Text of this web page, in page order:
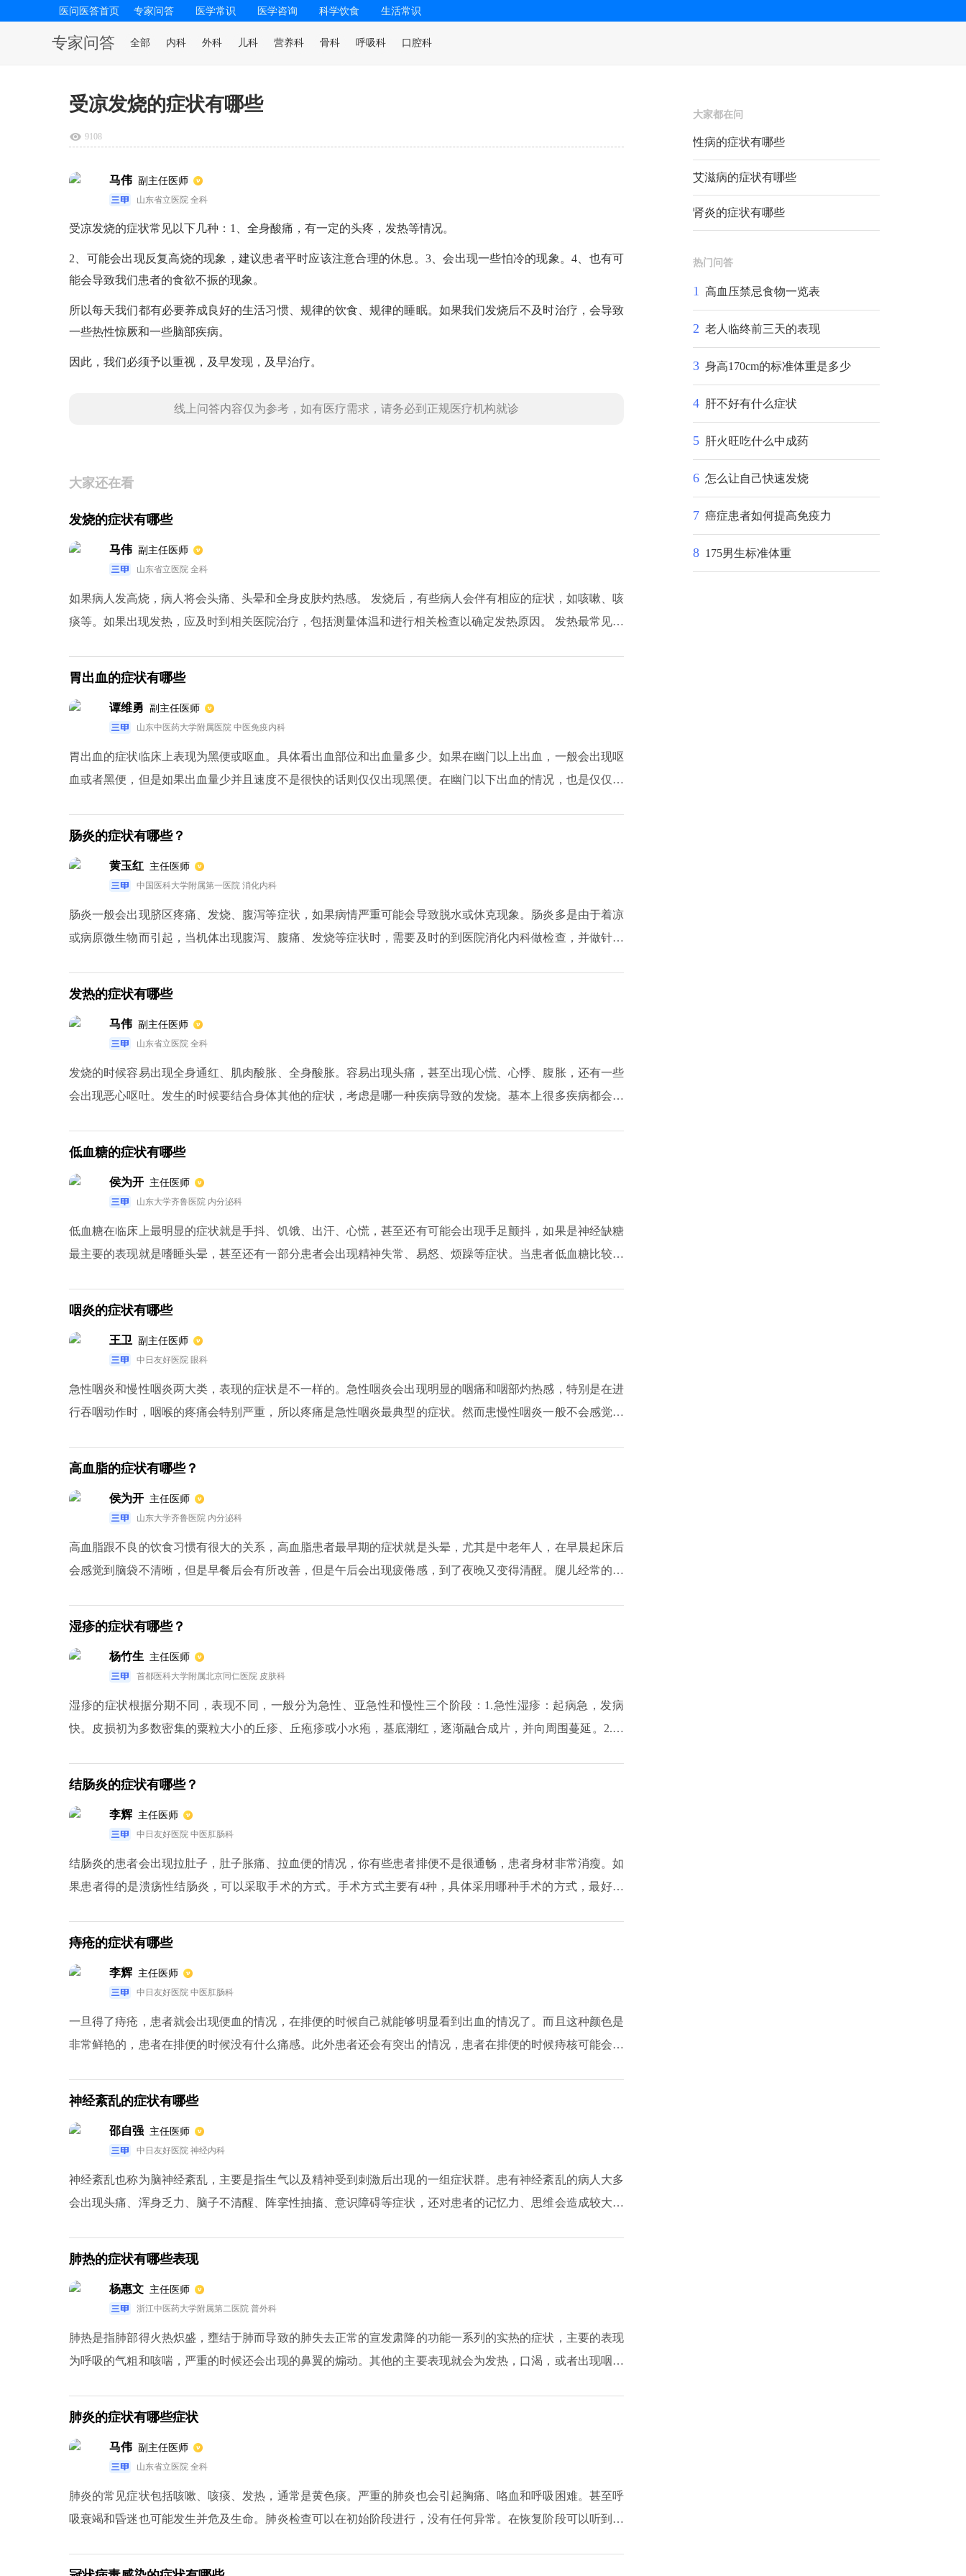
医问医答首页 专家问答 医学常识 医学咨询 科学饮食 生活常识
专家问答 全部 内科 外科 儿科 营养科 骨科 呼吸科 口腔科
受凉发烧的症状有哪些
9108
马伟 副主任医师
山东省立医院 全科
受凉发烧的症状常见以下几种：1、全身酸痛，有一定的头疼，发热等情况。
2、可能会出现反复高烧的现象，建议患者平时应该注意合理的休息。3、会出现一些怕冷的现象。4、也有可
能会导致我们患者的食欲不振的现象。
所以每天我们都有必要养成良好的生活习惯、规律的饮食、规律的睡眠。如果我们发烧后不及时治疗，会导致
一些热性惊厥和一些脑部疾病。
因此，我们必须予以重视，及早发现，及早治疗。
线上问答内容仅为参考，如有医疗需求，请务必到正规医疗机构就诊
大家还在看
发烧的症状有哪些
马伟 副主任医师
山东省立医院 全科
如果病人发高烧，病人将会头痛、头晕和全身皮肤灼热感。 发烧后，有些病人会伴有相应的症状，如咳嗽、咳
痰等。如果出现发热，应及时到相关医院治疗，包括测量体温和进行相关检查以确定发热原因。 发热最常见的
胃出血的症状有哪些
谭维勇 副主任医师
山东中医药大学附属医院 中医免疫内科
胃出血的症状临床上表现为黑便或呕血。具体看出血部位和出血量多少。如果在幽门以上出血，一般会出现呕
血或者黑便，但是如果出血量少并且速度不是很快的话则仅仅出现黑便。在幽门以下出血的情况，也是仅仅出
肠炎的症状有哪些？
黄玉红 主任医师
中国医科大学附属第一医院 消化内科
肠炎一般会出现脐区疼痛、发烧、腹泻等症状，如果病情严重可能会导致脱水或休克现象。肠炎多是由于着凉
或病原微生物而引起，当机体出现腹泻、腹痛、发烧等症状时，需要及时的到医院消化内科做检查，并做针对
发热的症状有哪些
马伟 副主任医师
山东省立医院 全科
发烧的时候容易出现全身通红、肌肉酸胀、全身酸胀。容易出现头痛，甚至出现心慌、心悸、腹胀，还有一些
会出现恶心呕吐。发生的时候要结合身体其他的症状，考虑是哪一种疾病导致的发烧。基本上很多疾病都会导
低血糖的症状有哪些
侯为开 主任医师
山东大学齐鲁医院 内分泌科
低血糖在临床上最明显的症状就是手抖、饥饿、出汗、心慌，甚至还有可能会出现手足颤抖，如果是神经缺糖
最主要的表现就是嗜睡头晕，甚至还有一部分患者会出现精神失常、易怒、烦躁等症状。当患者低血糖比较严
咽炎的症状有哪些
王卫 副主任医师
中日友好医院 眼科
急性咽炎和慢性咽炎两大类，表现的症状是不一样的。急性咽炎会出现明显的咽痛和咽部灼热感，特别是在进
行吞咽动作时，咽喉的疼痛会特别严重，所以疼痛是急性咽炎最典型的症状。然而患慢性咽炎一般不会感觉到
性咽炎表现，又根据不同的分型出现不同症状。
高血脂的症状有哪些？
侯为开 主任医师
山东大学齐鲁医院 内分泌科
高血脂跟不良的饮食习惯有很大的关系，高血脂患者最早期的症状就是头晕，尤其是中老年人，在早晨起床后
会感觉到脑袋不清晰，但是早餐后会有所改善，但是午后会出现疲倦感，到了夜晚又变得清醒。腿儿经常的抽
时一定要定期的检查。
湿疹的症状有哪些？
杨竹生 主任医师
首都医科大学附属北京同仁医院 皮肤科
湿疹的症状根据分期不同，表现不同，一般分为急性、亚急性和慢性三个阶段：1.急性湿疹：起病急，发病
快。皮损初为多数密集的粟粒大小的丘疹、丘疱疹或小水疱，基底潮红，逐渐融合成片，并向周围蔓延。2.亚
结肠炎的症状有哪些？
李辉 主任医师
中日友好医院 中医肛肠科
结肠炎的患者会出现拉肚子，肚子胀痛、拉血便的情况，你有些患者排便不是很通畅，患者身材非常消瘦。如
果患者得的是溃疡性结肠炎，可以采取手术的方式。手术方式主要有4种，具体采用哪种手术的方式，最好先
痔疮的症状有哪些
李辉 主任医师
中日友好医院 中医肛肠科
一旦得了痔疮，患者就会出现便血的情况，在排便的时候自己就能够明显看到出血的情况了。而且这种颜色是
非常鲜艳的，患者在排便的时候没有什么痛感。此外患者还会有突出的情况，患者在排便的时候痔核可能会拖
神经紊乱的症状有哪些
邵自强 主任医师
中日友好医院 神经内科
神经紊乱也称为脑神经紊乱，主要是指生气以及精神受到刺激后出现的一组症状群。患有神经紊乱的病人大多
会出现头痛、浑身乏力、脑子不清醒、阵挛性抽搐、意识障碍等症状，还对患者的记忆力、思维会造成较大的
肺热的症状有哪些表现
杨惠文 主任医师
浙江中医药大学附属第二医院 普外科
肺热是指肺部得火热炽盛，壅结于肺而导致的肺失去正常的宣发肃降的功能一系列的实热的症状，主要的表现
为呼吸的气粗和咳喘，严重的时候还会出现的鼻翼的煽动。其他的主要表现就会为发热，口渴，或者出现咽喉
肺炎的症状有哪些症状
马伟 副主任医师
山东省立医院 全科
肺炎的常见症状包括咳嗽、咳痰、发热，通常是黄色痰。严重的肺炎也会引起胸痛、咯血和呼吸困难。甚至呼
吸衰竭和昏迷也可能发生并危及生命。肺炎检查可以在初始阶段进行，没有任何异常。在恢复阶段可以听到湿
大家都在问
性病的症状有哪些
艾滋病的症状有哪些
肾炎的症状有哪些
热门问答
1 高血压禁忌食物一览表
2 老人临终前三天的表现
3 身高170cm的标准体重是多少
4 肝不好有什么症状
5 肝火旺吃什么中成药
6 怎么让自己快速发烧
7 癌症患者如何提高免疫力
8 175男生标准体重